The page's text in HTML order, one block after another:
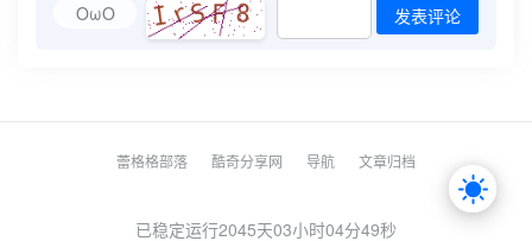
OωO 发表评论
蕾格格部落 酷奇分享网 导航 文章归档
已稳定运行2045天03小时04分49秒